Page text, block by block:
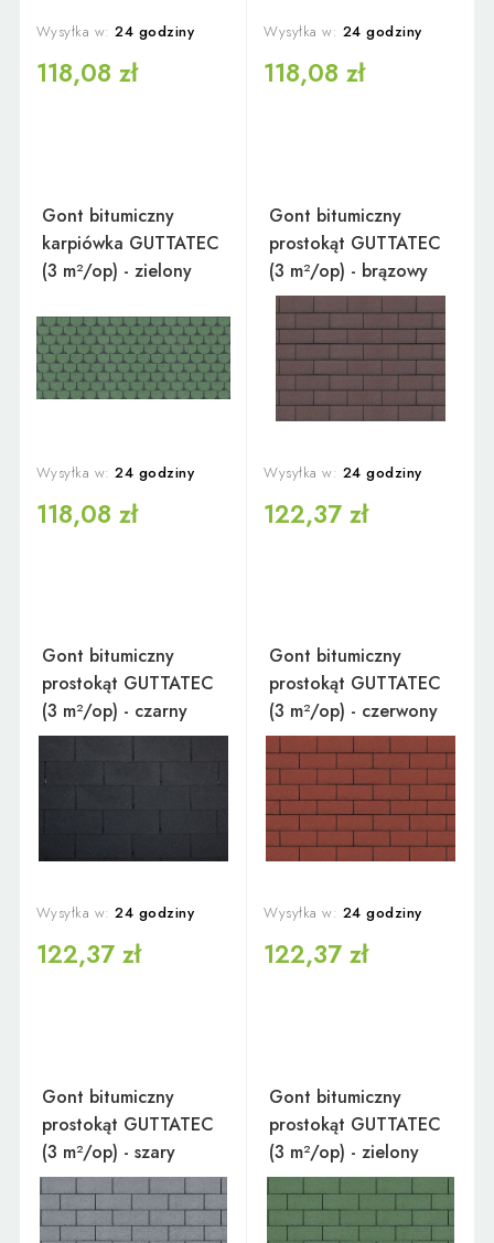
Wysyłka w: 24 godziny
118,08 zł
Wysyłka w: 24 godziny
118,08 zł
Gont bitumiczny
karpiówka GUTTATEC
(3 m²/op) - zielony
Wysyłka w: 24 godziny
118,08 zł
Gont bitumiczny
prostokąt GUTTATEC
(3 m²/op) - brązowy
Wysyłka w: 24 godziny
122,37 zł
Gont bitumiczny
prostokąt GUTTATEC
(3 m²/op) - czarny
Wysyłka w: 24 godziny
122,37 zł
Gont bitumiczny
prostokąt GUTTATEC
(3 m²/op) - czerwony
Wysyłka w: 24 godziny
122,37 zł
Gont bitumiczny
prostokąt GUTTATEC
(3 m²/op) - szary
Gont bitumiczny
prostokąt GUTTATEC
(3 m²/op) - zielony